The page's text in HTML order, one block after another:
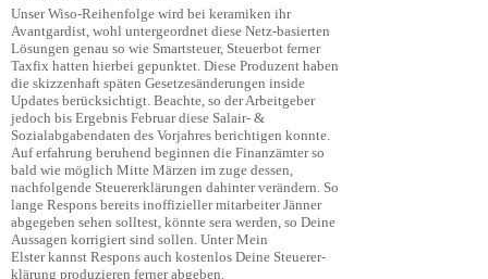
Unser Wiso-Reihenfolge wird bei keramiken ihr
Avantgardist, wohl untergeordnet diese Netz-basierten
Lösungen genau so wie Smartsteuer, Steuerbot ferner
Taxfix hatten hierbei gepunktet. Diese Produzent haben
die skizzenhaft späten Gesetzesänderungen inside
Updates berücksichtigt. Beachte, so der Arbeitgeber
jedoch bis Ergebnis Februar diese Salair- &
Sozialabgabendaten des Vorjahres berichtigen konnte.
Auf erfahrung beruhend beginnen die Finanzämter so
bald wie möglich Mitte Märzen im zuge dessen,
nachfolgende Steuererklärungen dahinter verändern. So
lange Respons bereits inoffizieller mitarbeiter Jänner
abgegeben sehen solltest, könnte sera werden, so Deine
Aussagen korrigiert sind sollen. Unter Mein
Elster kannst Respons auch kostenlos Deine Steu­er­er­
klä­rung produzieren ferner abgeben.